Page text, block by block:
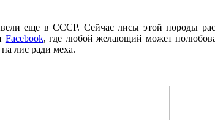
еще в СССР. Сейчас лисы этой породы
Facebook, где любой желающий может
лис ради меха.